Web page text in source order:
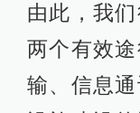
由此，我
两个有效
输、信息